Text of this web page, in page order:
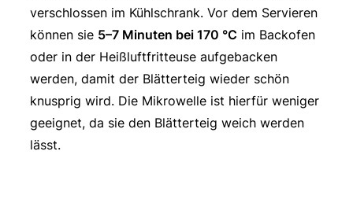
verschlossen im Kühlschrank. Vor dem Servieren
können sie 5–7 Minuten bei 170 °C im Backofen
oder in der Heißluftfritteuse aufgebacken
werden, damit der Blätterteig wieder schön
knusprig wird. Die Mikrowelle ist hierfür weniger
geeignet, da sie den Blätterteig weich werden
lässt.